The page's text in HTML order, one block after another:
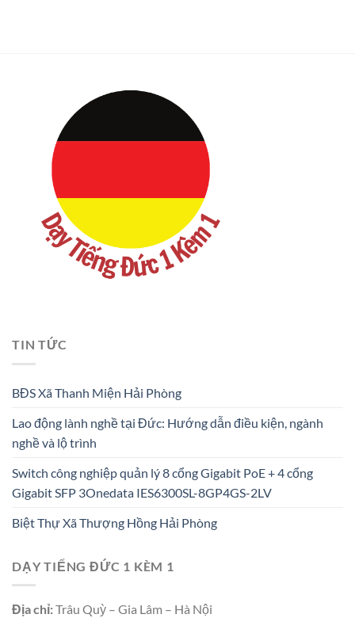
TIN TỨC
BĐS Xã Thanh Miện Hải Phòng
Lao động lành nghề tại Đức: Hướng dẫn điều kiện, ngành
nghề và lộ trình
Switch công nghiệp quản lý 8 cổng Gigabit PoE + 4 cổng
Gigabit SFP 3Onedata IES6300SL-8GP4GS-2LV
Biệt Thự Xã Thượng Hồng Hải Phòng
DẠY TIẾNG ĐỨC 1 KÈM 1
Địa chỉ:Trâu Quỳ – Gia Lâm – Hà Nội